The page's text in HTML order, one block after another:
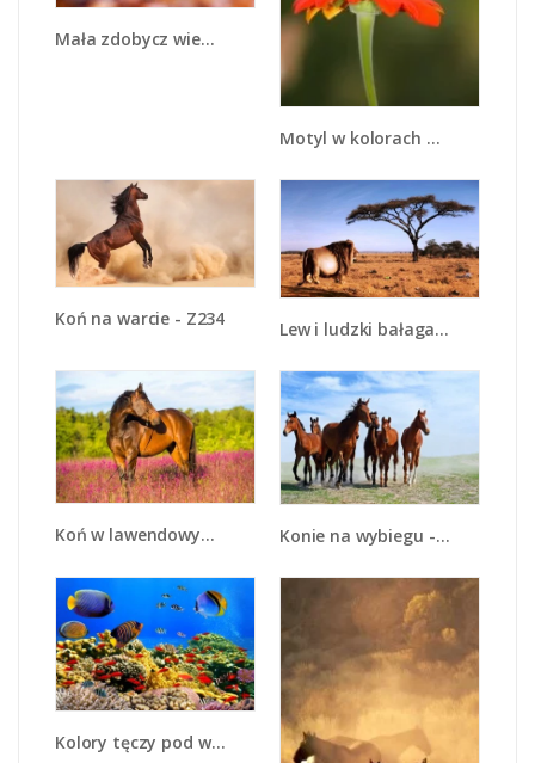
Mała zdobycz wiewióreczki - Z262
Motyl w kolorach wiosny - Z022
Koń na warcie - Z234 Lew i ludzki bałagan - Z125
Koń w lawendowym polu - Z340 Konie na wybiegu - Z222
Kolory tęczy pod wodą - Z220